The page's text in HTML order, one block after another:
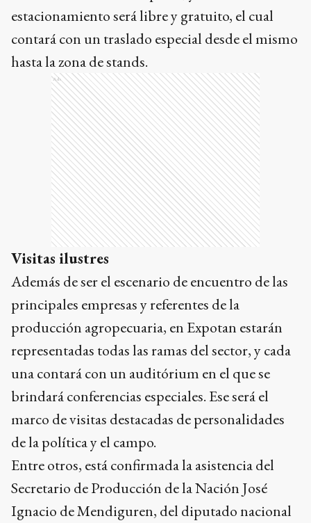
estacionamiento será libre y gratuito, el cual
contará con un traslado especial desde el mismo
hasta la zona de stands.
Ads
Visitas ilustres
Además de ser el escenario de encuentro de las
principales empresas y referentes de la
producción agropecuaria, en Expotan estarán
representadas todas las ramas del sector, y cada
una contará con un auditórium en el que se
brindará conferencias especiales. Ese será el
marco de visitas destacadas de personalidades
de la política y el campo.
Entre otros, está confirmada la asistencia del
Secretario de Producción de la Nación José
Ignacio de Mendiguren, del diputado nacional